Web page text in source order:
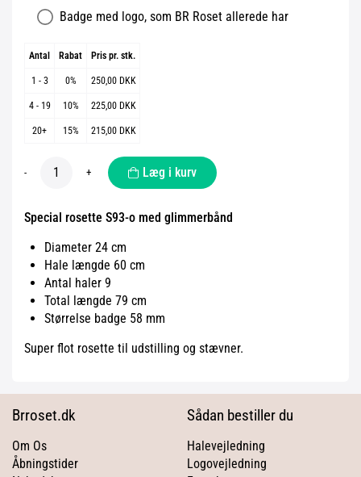
Badge med logo, som BR Roset allerede har
Antal Rabat Pris pr. stk.
1 - 3 0% 250,00 DKK
4 - 19 10% 225,00 DKK
20+ 15% 215,00 DKK
- + Læg i kurv
Special rosette S93-o med glimmerbånd
Diameter 24 cm
Hale længde 60 cm
Antal haler 9
Total længde 79 cm
Størrelse badge 58 mm
Super flot rosette til udstilling og stævner.
Brroset.dk
Om Os
Åbningstider
Sådan bestiller du
Halevejledning
Logovejledning